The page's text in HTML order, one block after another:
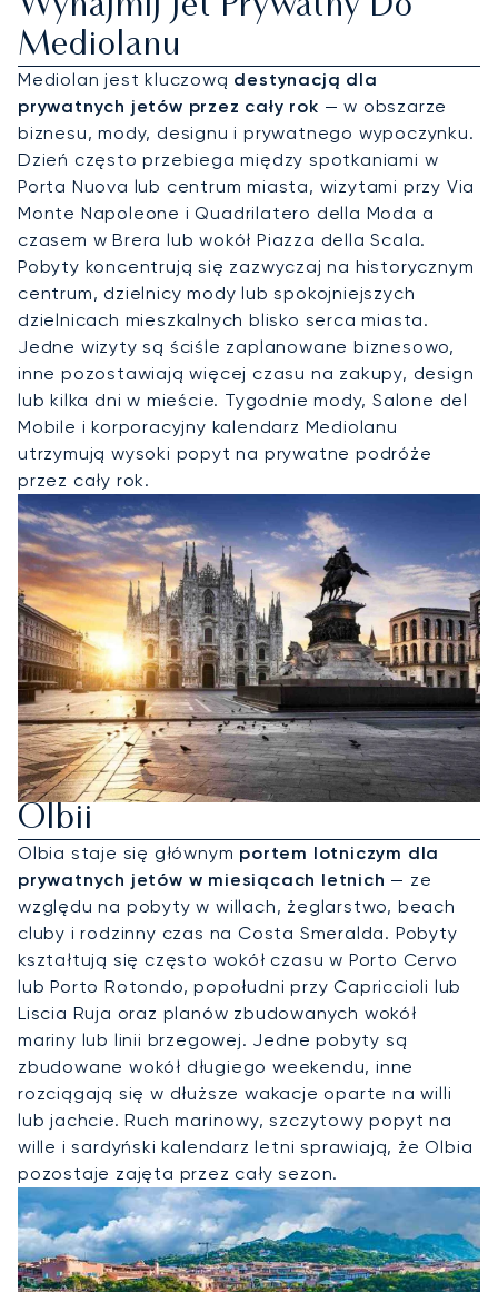
Wynajmij Jet Prywatny Do
Mediolanu
Mediolan jest kluczową destynacją dla
prywatnych jetów przez cały rok — w obszarze
biznesu, mody, designu i prywatnego wypoczynku.
Dzień często przebiega między spotkaniami w
Porta Nuova lub centrum miasta, wizytami przy Via
Monte Napoleone i Quadrilatero della Moda a
czasem w Brera lub wokół Piazza della Scala.
Pobyty koncentrują się zazwyczaj na historycznym
centrum, dzielnicy mody lub spokojniejszych
dzielnicach mieszkalnych blisko serca miasta.
Jedne wizyty są ściśle zaplanowane biznesowo,
inne pozostawiają więcej czasu na zakupy, design
lub kilka dni w mieście. Tygodnie mody, Salone del
Mobile i korporacyjny kalendarz Mediolanu
utrzymują wysoki popyt na prywatne podróże
przez cały rok.
Wynajmij Jet Prywatny Do
Olbii
Olbia staje się głównym portem lotniczym dla
prywatnych jetów w miesiącach letnich — ze
względu na pobyty w willach, żeglarstwo, beach
cluby i rodzinny czas na Costa Smeralda. Pobyty
kształtują się często wokół czasu w Porto Cervo
lub Porto Rotondo, popołudni przy Capriccioli lub
Liscia Ruja oraz planów zbudowanych wokół
mariny lub linii brzegowej. Jedne pobyty są
zbudowane wokół długiego weekendu, inne
rozciągają się w dłuższe wakacje oparte na willi
lub jachcie. Ruch marinowy, szczytowy popyt na
wille i sardyński kalendarz letni sprawiają, że Olbia
pozostaje zajęta przez cały sezon.